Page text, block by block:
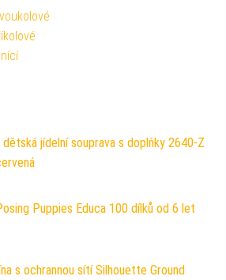
dětská jídelní souprava s doplňky 2640-Z
Puppies Educa 100 dílků od 6 let
s ochrannou sítí Silhouette Ground